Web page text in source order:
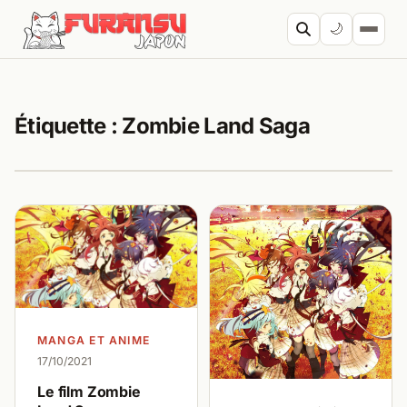
Aller au contenu
🌙
Étiquette : Zombie Land Saga
MANGA ET ANIME
17/10/2021
Le film Zombie